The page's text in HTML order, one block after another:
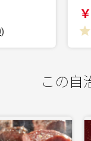
この自